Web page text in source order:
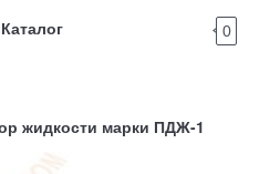
Каталог 0
жидкости марки ПДЖ-1